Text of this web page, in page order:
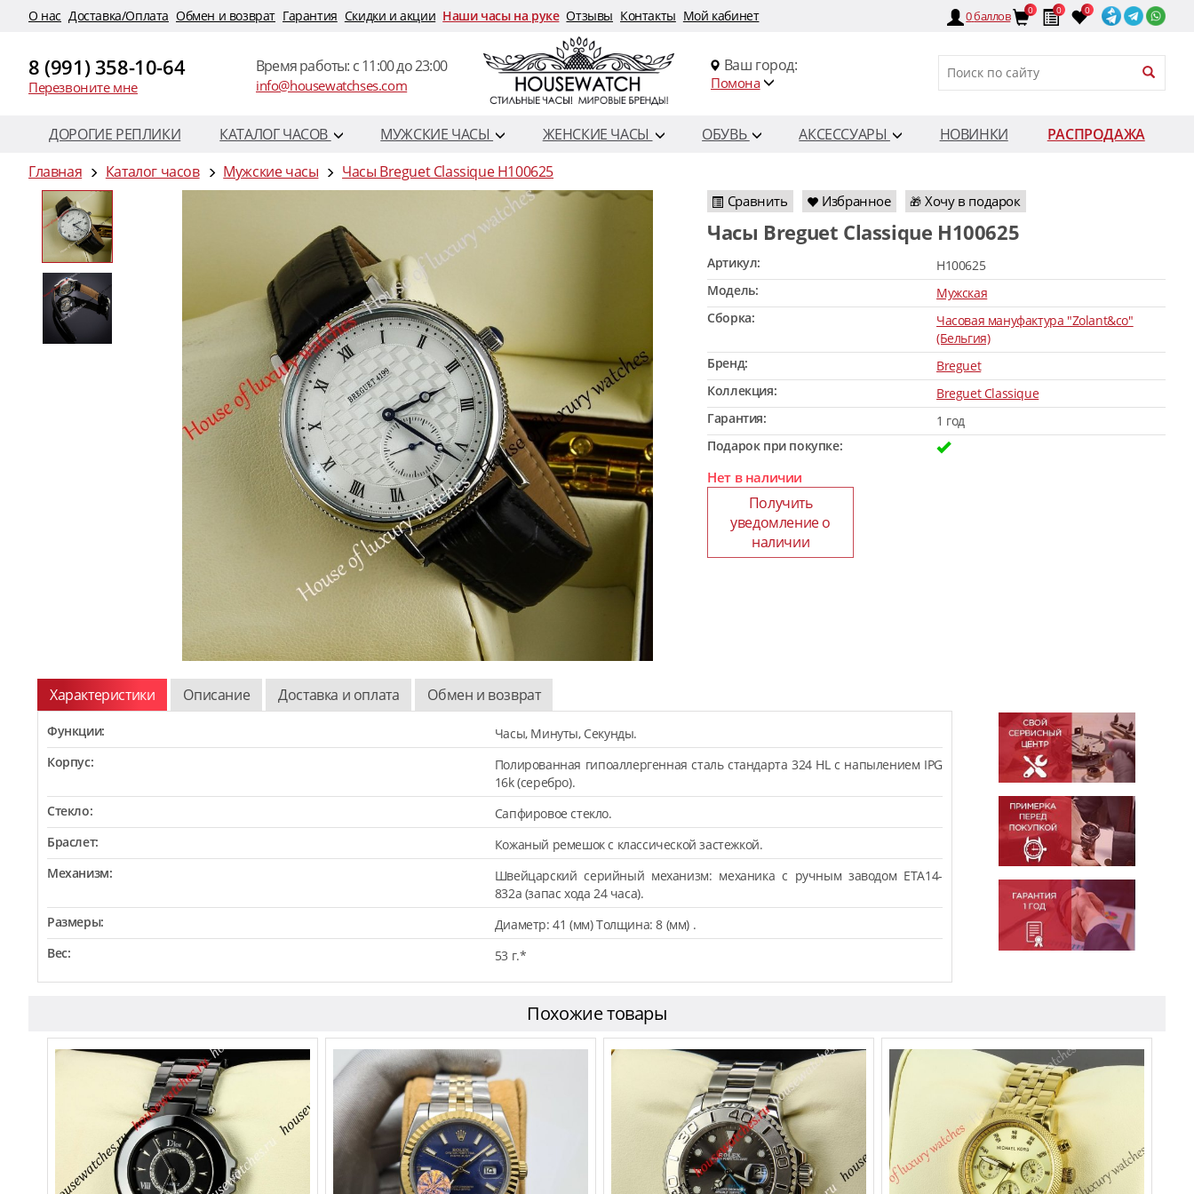
O нас Доставка/Оплата Обмен и возврат Гарантия Скидки и акции Наши часы на руке Отзывы Контакты Мой кабинет 0баллов 0 0 0
8 (991) 358-10-64
Перезвоните мне
Время работы: c 11:00 до 23:00
info@housewatchses.com
Ваш город:
Помона
ДОРОГИЕ РЕПЛИКИ КАТАЛОГ ЧАСОВ МУЖСКИЕ ЧАСЫ ЖЕНСКИЕ ЧАСЫ ОБУВЬ АКСЕССУАРЫ НОВИНКИ
РАСПРОДАЖА
Главная
Каталог часов Мужские часы Часы Breguet Classique H100625
Сравнить Избранное 🎁 Хочу в подарок
Часы Breguet Classique H100625
Артикул:
H100625
Модель:
Мужская
Сборка:
Часовая мануфактура "Zolant&co"
(Бельгия)
Бренд:
Breguet
Коллекция:
Breguet Classique
Гарантия:
1 год
Подарок при покупке:
Нет в наличии
Получить
уведомление о
наличии
Характеристики Описание Доставка и оплата Обмен и возврат
Функции:
Часы, Минуты, Секунды.
Корпус:
Полированная гипоаллергенная сталь стандарта 324 HL с напылением IPG
16k (серебро).
Стекло:
Сапфировое стекло.
Браслет:
Кожаный ремешок с классической застежкой.
Механизм:
Швейцарский серийный механизм: механика с ручным заводом ETA14-
832a (запас хода 24 часа).
Размеры:
Диаметр: 41 (мм) Толщина: 8 (мм) .
Вес:
53 г.*
Похожие товары